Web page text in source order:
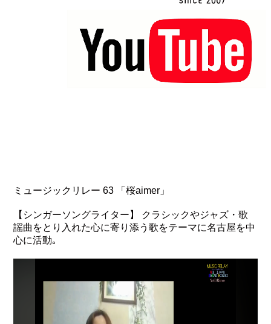
ミュージックリレー 63 「桜aimer」
【シンガーソングライター】 クラシックやジャズ・歌
謡曲をとり入れた心に寄り添う歌をテーマに名古屋を中
心に活動｡